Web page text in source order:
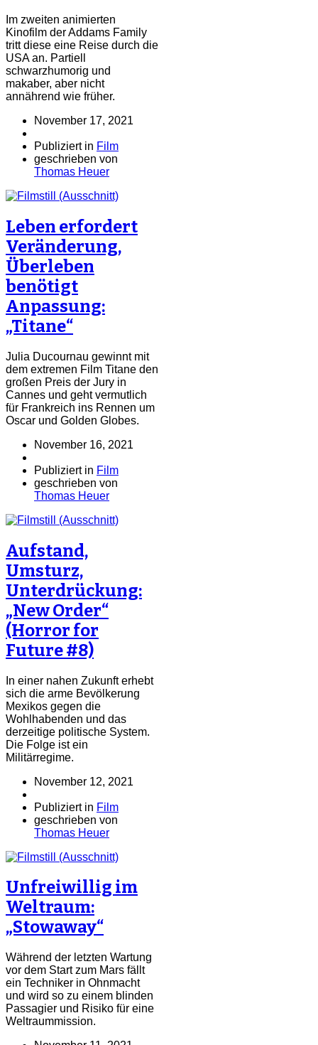
Im zweiten animierten
Kinofilm der Addams Family
tritt diese eine Reise durch die
USA an. Partiell
schwarzhumorig und
makaber, aber nicht
annährend wie früher.
November 17, 2021
Publiziert in Film
geschrieben von
Thomas Heuer
Leben erfordert
Veränderung,
Überleben
benötigt
Anpassung:
„Titane“
Julia Ducournau gewinnt mit
dem extremen Film Titane den
großen Preis der Jury in
Cannes und geht vermutlich
für Frankreich ins Rennen um
Oscar und Golden Globes.
November 16, 2021
Publiziert in Film
geschrieben von
Thomas Heuer
Aufstand,
Umsturz,
Unterdrückung:
„New Order“
(Horror for
Future #8)
In einer nahen Zukunft erhebt
sich die arme Bevölkerung
Mexikos gegen die
Wohlhabenden und das
derzeitige politische System.
Die Folge ist ein
Militärregime.
November 12, 2021
Publiziert in Film
geschrieben von
Thomas Heuer
Unfreiwillig im
Weltraum:
„Stowaway“
Während der letzten Wartung
vor dem Start zum Mars fällt
ein Techniker in Ohnmacht
und wird so zu einem blinden
Passagier und Risiko für eine
Weltraummission.